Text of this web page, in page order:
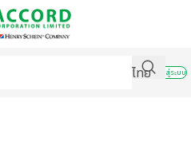
ไทย
เข้าสู่ระบบ